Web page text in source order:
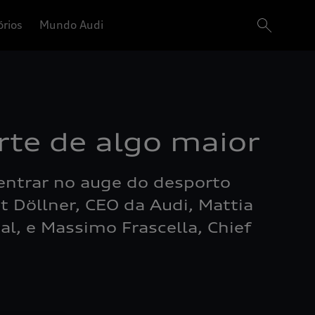
Mundo Audi
de algo maior
no auge do desporto
Döllner, CEO da Audi, Mattia
e Massimo Frascella, Chief